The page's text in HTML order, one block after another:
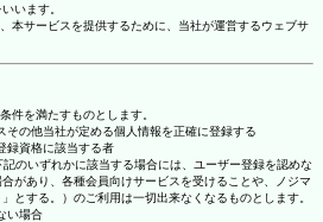
います。
本サービスを提供するために、当社が運営するウェブサ
件を満たすものとします。
その他当社が定める個人情報を正確に登録する
録資格に該当する者
のいずれかに該当する場合には、ユーザー登録を認めな
があり、各種会員向けサービスを受けることや、ノジマ
とする。）のご利用は一切出来なくなるものとします。
い場合